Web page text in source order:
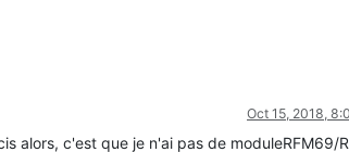
Oct 15, 2018,
alors, c'est que je n'ai pas de moduleRFM69/